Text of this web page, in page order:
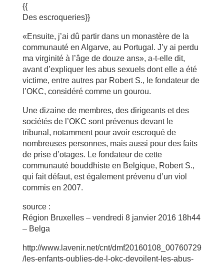
{{
Des escroqueries}}
«Ensuite, j’ai dû partir dans un monastère de la
communauté en Algarve, au Portugal. J’y ai perdu
ma virginité à l’âge de douze ans», a-t-elle dit,
avant d’expliquer les abus sexuels dont elle a été
victime, entre autres par Robert S., le fondateur de
l’OKC, considéré comme un gourou.
Une dizaine de membres, des dirigeants et des
sociétés de l’OKC sont prévenus devant le
tribunal, notamment pour avoir escroqué de
nombreuses personnes, mais aussi pour des faits
de prise d’otages. Le fondateur de cette
communauté bouddhiste en Belgique, Robert S.,
qui fait défaut, est également prévenu d’un viol
commis en 2007.
source :
Région Bruxelles – vendredi 8 janvier 2016 18h44
– Belga
http://www.lavenir.net/cnt/dmf20160108_00760729
/les-enfants-oublies-de-l-okc-devoilent-les-abus-